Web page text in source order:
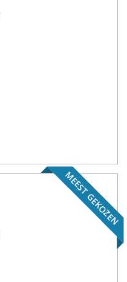
MEEST GEKOZEN